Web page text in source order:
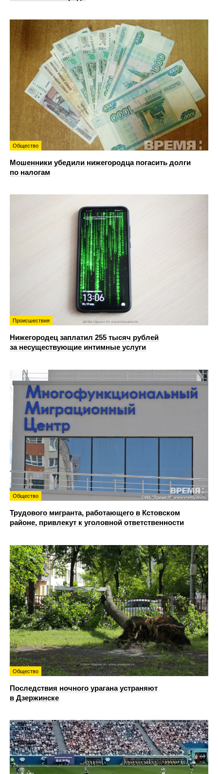
Общество
Мошенники убедили нижегородца погасить долги
по налогам
Происшествия
Нижегородец заплатил 255 тысяч рублей
за несуществующие интимные услуги
Общество
Трудового мигранта, работающего в Кстовском
районе, привлекут к уголовной ответственности
Общество
Последствия ночного урагана устраняют
в Дзержинске